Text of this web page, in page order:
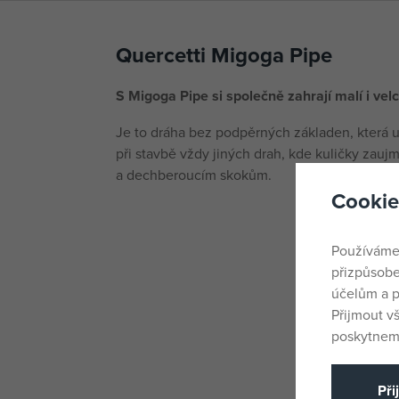
Quercetti Migoga Pipe
S Migoga Pipe si společně zahrají malí i
Je to dráha bez podpěrných základen, která
při stavbě vždy jiných drah, kde kuličky
a dechberoucím skokům.
účelům a
Přijmout